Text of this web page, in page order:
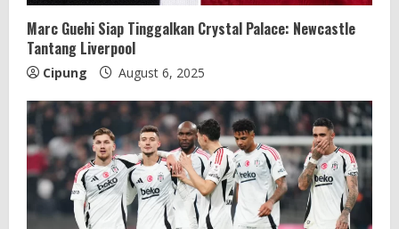
Marc Guehi Siap Tinggalkan Crystal Palace: Newcastle
Tantang Liverpool
Cipung August 6, 2025